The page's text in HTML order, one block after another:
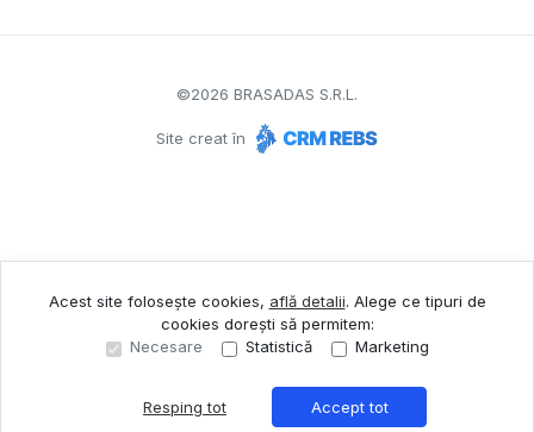
©2026 BRASADAS S.R.L.
Site creat în
Acest site folosește cookies, află detalii. Alege ce tipuri de
cookies dorești să permitem:
Necesare
Statistică Marketing
Resping tot Accept tot